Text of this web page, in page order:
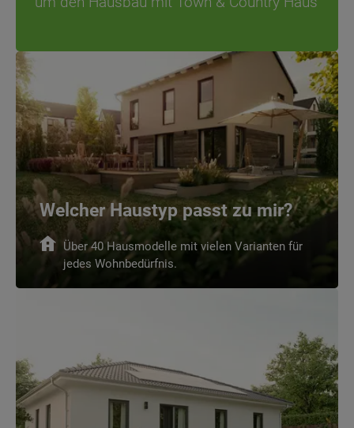
Welcher Haustyp passt zu mir?
Über 40 Hausmodelle mit vielen Varianten für
jedes Wohnbedürfnis.